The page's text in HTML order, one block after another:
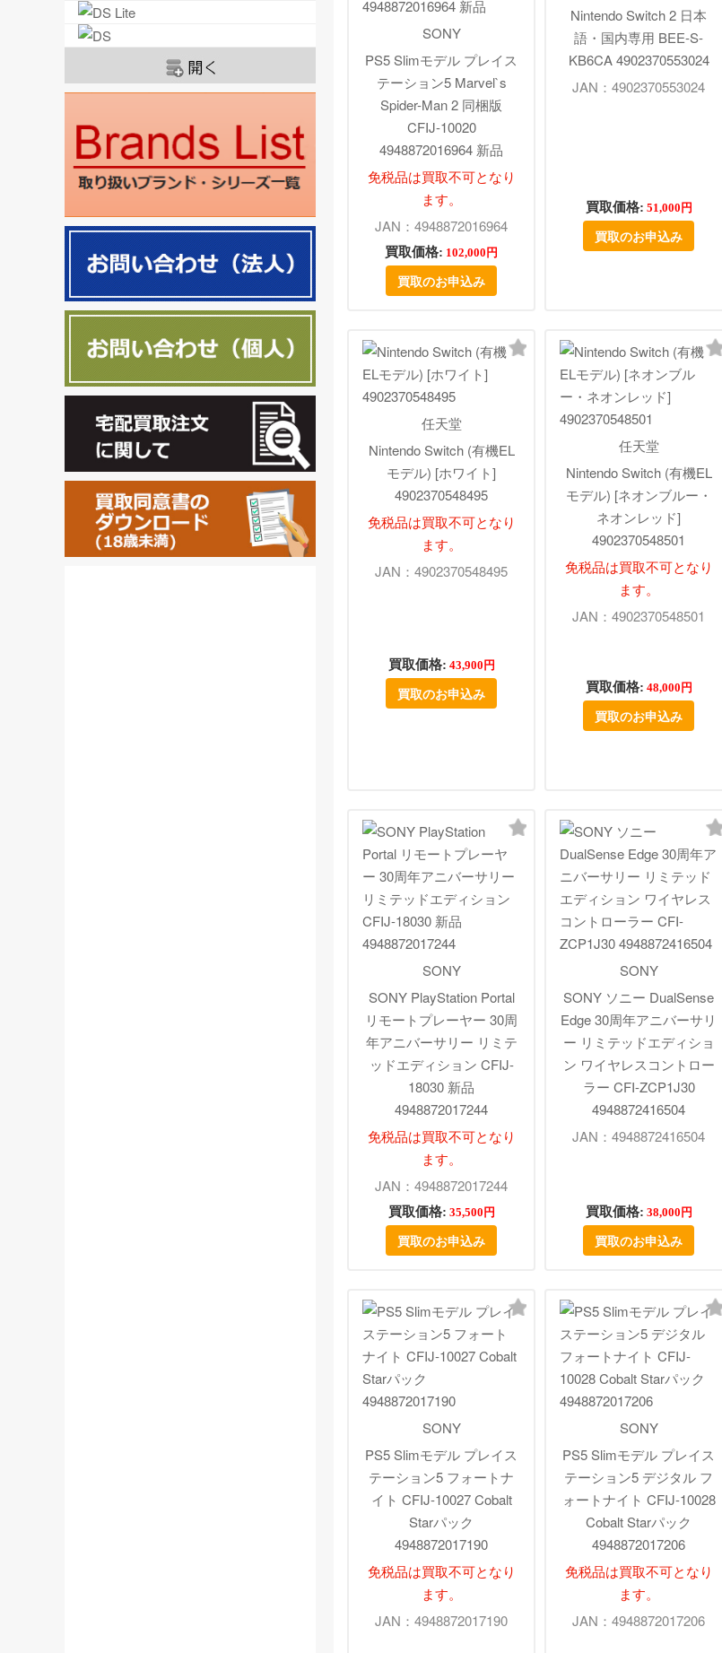
SONY
PS5 Slimモデル プレイス
テーション5 Marvel`s
Spider-Man 2 同梱版
CFIJ-10020
4948872016964 新品
免税品は買取不可となり
ます。
JAN：4948872016964
買取価格: 102,000円
買取のお申込み
Nintendo Switch 2 日本
語・国内専用 BEE-S-
KB6CA 4902370553024
JAN：4902370553024
買取価格: 51,000円
買取のお申込み
任天堂
Nintendo Switch (有機EL
モデル) [ホワイト]
4902370548495
免税品は買取不可となり
ます。
JAN：4902370548495
買取価格: 43,900円
買取のお申込み
任天堂
Nintendo Switch (有機EL
モデル) [ネオンブルー・
ネオンレッド]
4902370548501
免税品は買取不可となり
ます。
JAN：4902370548501
買取価格: 48,000円
買取のお申込み
SONY
SONY PlayStation Portal
リモートプレーヤー 30周
年アニバーサリー リミテ
ッドエディション CFIJ-
18030 新品
4948872017244
免税品は買取不可となり
ます。
JAN：4948872017244
買取価格: 35,500円
買取のお申込み
SONY
SONY ソニー DualSense
Edge 30周年アニバーサリ
ー リミテッドエディショ
ン ワイヤレスコントロー
ラー CFI-ZCP1J30
4948872416504
JAN：4948872416504
買取価格: 38,000円
買取のお申込み
SONY
PS5 Slimモデル プレイス
テーション5 フォートナ
イト CFIJ-10027 Cobalt
Starパック
4948872017190
免税品は買取不可となり
ます。
JAN：4948872017190
SONY
PS5 Slimモデル プレイス
テーション5 デジタル フ
ォートナイト CFIJ-10028
Cobalt Starパック
4948872017206
免税品は買取不可となり
ます。
JAN：4948872017206